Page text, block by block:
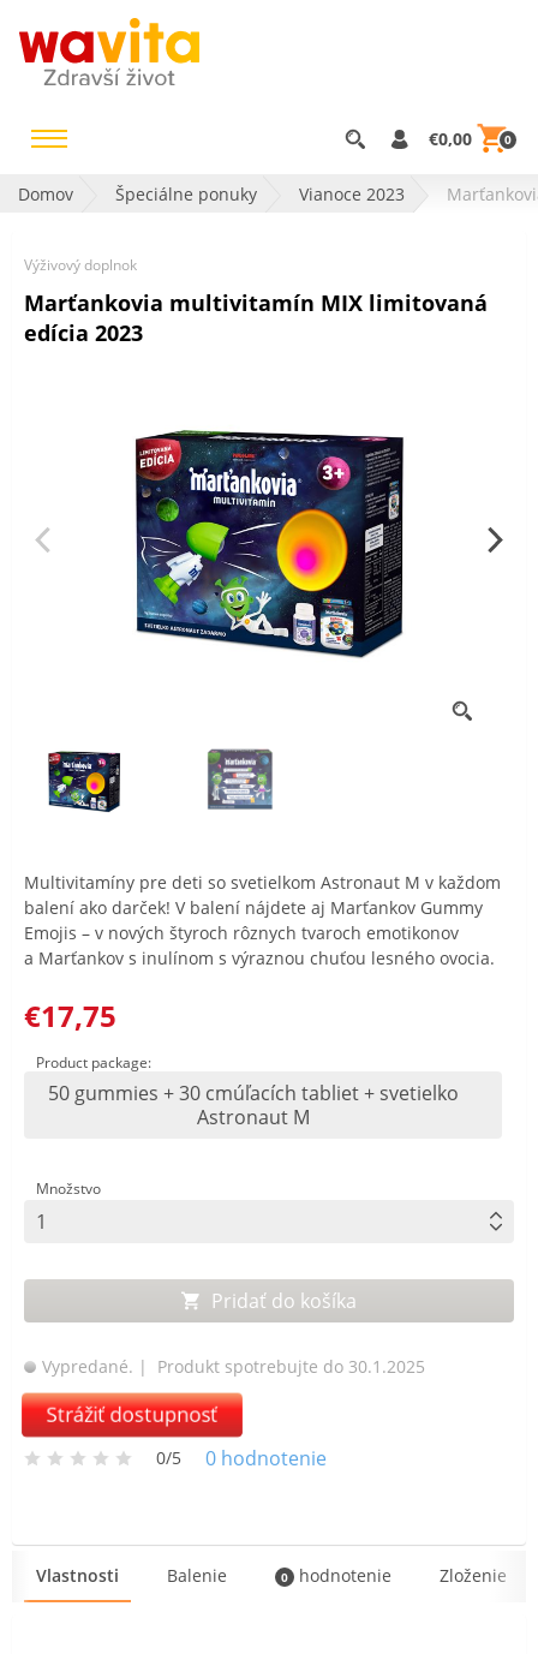
€0,00 0
Domov Špeciálne ponuky Vianoce 2023
Výživový doplnok
Marťankovia multivitamín MIX limitovaná
edícia 2023
Multivitamíny pre deti so svetielkom Astronaut M v každom
balení ako darček! V balení nájdete aj Marťankov Gummy
Emojis – v nových štyroch rôznych tvaroch emotikonov
a Marťankov s inulínom s výraznou chuťou lesného ovocia.
€17,75
Product package:
50 gummies + 30 cmúľacích tabliet + svetielko
Astronaut M
Množstvo
Pridať do košíka
Vypredané. | Produkt spotrebujte do 30.1.2025
Strážiť dostupnosť
0/5 0 hodnotenie
Vlastnosti Balenie 0 hodnotenie Zloženie